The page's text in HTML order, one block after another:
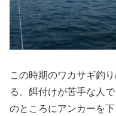
この時期のワカサギ釣
る。餌付けが苦手な人
のところにアンカーを